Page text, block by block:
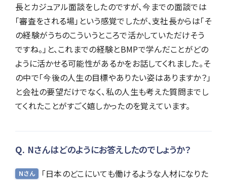
長とカジュアル面談をしたのですが、今までの面談では
「審査をされる場」という感覚でしたが、支社長からは「そ
の経験がうちのこういうところで活かしていただけそう
ですね。」と、これまでの経験とBMPで学んだことがどの
ように活かせる可能性があるかをお話してくれました。そ
の中で「今後の人生の目標やありたい姿はありますか？」
と会社の要望だけでなく、私の人生も考えた質問までし
てくれたことがすごく嬉しかったのを覚えています。
Nさんはどのようにお答えしたのでしょうか？
Nさん
「日本のどこにいても働けるような人材になりた